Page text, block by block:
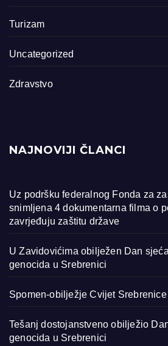
Turizam
Uncategorized
Zdravstvo
NAJNOVIJI ČLANCI
Uz podršku federalnog Fonda za
snimljena 4 dokumentarna filma o
zavrjeđuju zaštitu države
U Zavidovićima obilježen Dan
genocida u Srebrenici
Spomen-obilježje Cvijet
Tešanj dostojanstveno obilježio
genocida u Srebrenici